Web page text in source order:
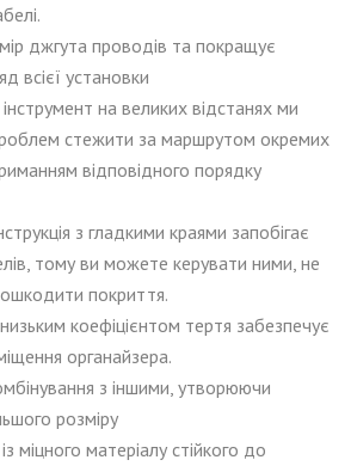
джгута проводів та покращує
всієї установки
на великих відстанях ми
стежити за маршрутом окремих
відповідного порядку
з гладкими краями запобігає
тому ви можете керувати ними, не
покриття.
низьким коефіцієнтом тертя забезпечує
органайзера.
з іншими, утворюючи
розміру
міцного матеріалу стійкого до